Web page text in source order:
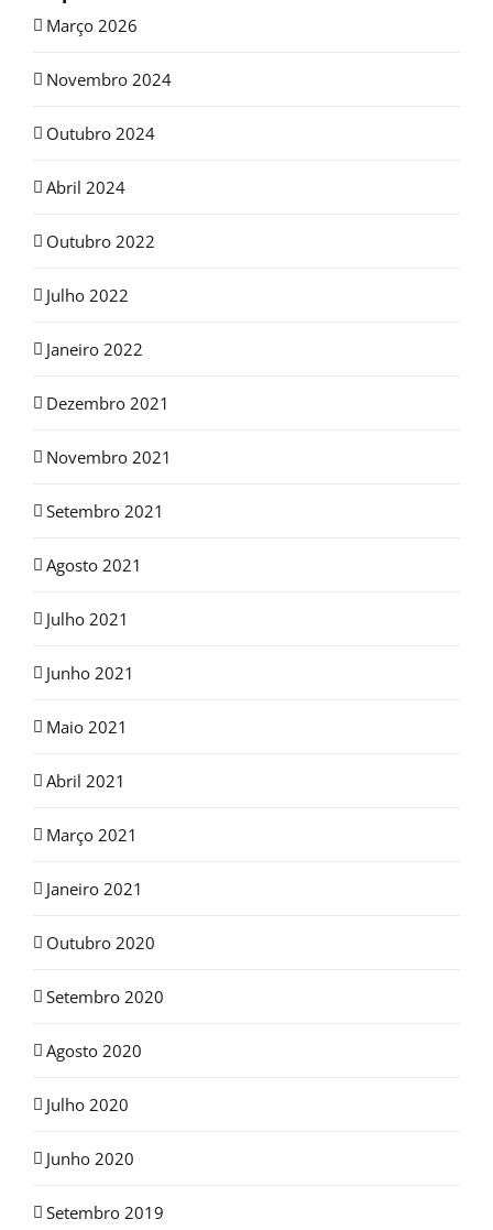
Março 2026
Novembro 2024
Outubro 2024
Abril 2024
Outubro 2022
Julho 2022
Janeiro 2022
Dezembro 2021
Novembro 2021
Setembro 2021
Agosto 2021
Julho 2021
Junho 2021
Maio 2021
Abril 2021
Março 2021
Janeiro 2021
Outubro 2020
Setembro 2020
Agosto 2020
Julho 2020
Junho 2020
Setembro 2019